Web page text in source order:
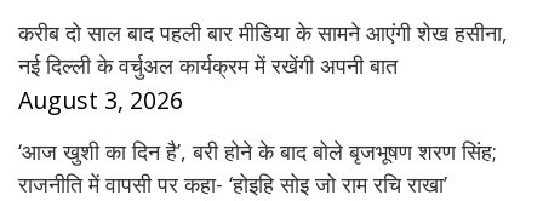
करीब दो साल बाद पहली बार मीडिया के सामने आएंगी शेख हसीना,
नई दिल्ली के वर्चुअल कार्यक्रम में रखेंगी अपनी बात
August 3, 2026
‘आज खुशी का दिन है’, बरी होने के बाद बोले बृजभूषण शरण सिंह;
राजनीति में वापसी पर कहा- ‘होइहि सोइ जो राम रचि राखा’